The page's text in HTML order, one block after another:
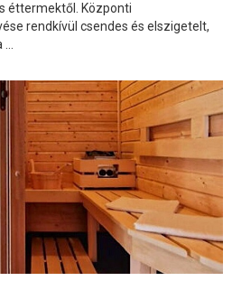
éttermektől. Központi
rendkívül csendes és elszigetelt,